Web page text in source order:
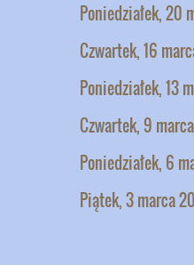
Poniedziałek, 20
Czwartek, 16
Poniedziałek, 13
Czwartek, 9
Poniedziałek, 6
Piątek, 3 marca